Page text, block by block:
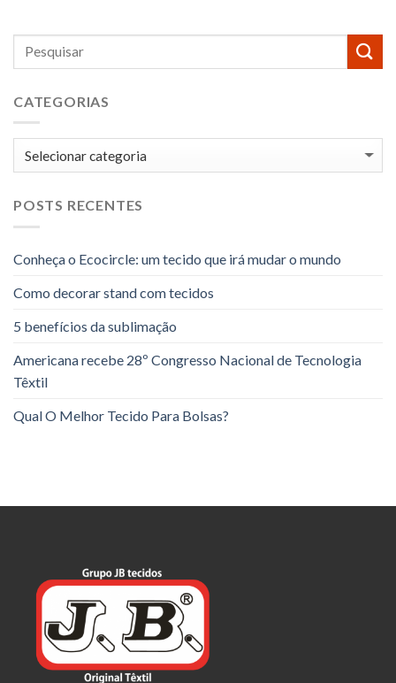
CATEGORIAS
Categorias
POSTS RECENTES
Conheça o Ecocircle: um tecido que irá mudar o mundo
Como decorar stand com tecidos
5 benefícios da sublimação
Americana recebe 28º Congresso Nacional de Tecnologia
Têxtil
Qual O Melhor Tecido Para Bolsas?